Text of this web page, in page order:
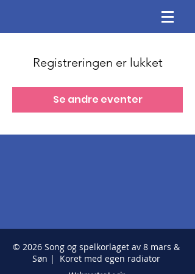
Registreringen er lukket
Se andre eventer
© 2026 Song og spelkorlaget av 8 mars &
Søn | Koret med egen radiator